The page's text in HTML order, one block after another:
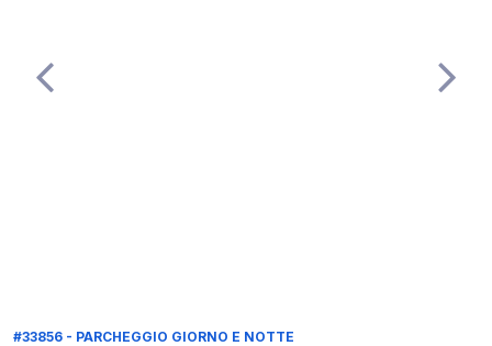
#33856 - PARCHEGGIO GIORNO E NOTTE